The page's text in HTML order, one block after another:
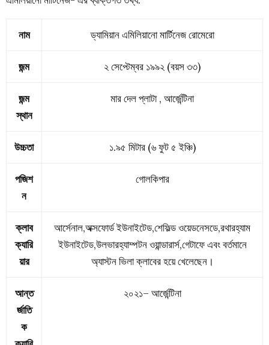
নাম ড্যামিয়ান এমিলিয়ানো মার্টিনেজ রোমেরো
জন্ম ২ সেপ্টেম্বর ১৯৯২ (বয়স ৩৩)
জন্ম
স্থান
মার দেল প্লাটা , আর্জেন্টিনা
উচ্চতা ১.৯৫ মিটার (৬ ফুট ৫ ইঞ্চি)
পজিশ
ন
গোলকিপার
ক্লাব
ক্যারি
য়ার
আর্সেনাল,অক্সফোর্ড ইউনাইটেড,শেফিল্ড ওয়েডনেসডে,রথারহ্যাম
ইউনাইটেড,উলভারহ্যাম্পটন ওয়ান্ডারার্স,গেটাফে এবং বর্তমানে
অ্যাস্টন ভিলা ক্লাবের হয়ে খেলেছেন।
আন্ত
র্জাতি
ক
২০২১– আর্জেন্টিনা